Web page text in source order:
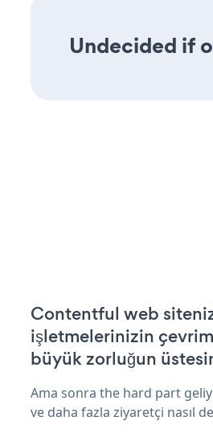
Undecided if
Contentful web
işletmelerinizin
büyük zorluğun
Ama sonra the hard part
ve daha fazla ziyaretçi nasıl